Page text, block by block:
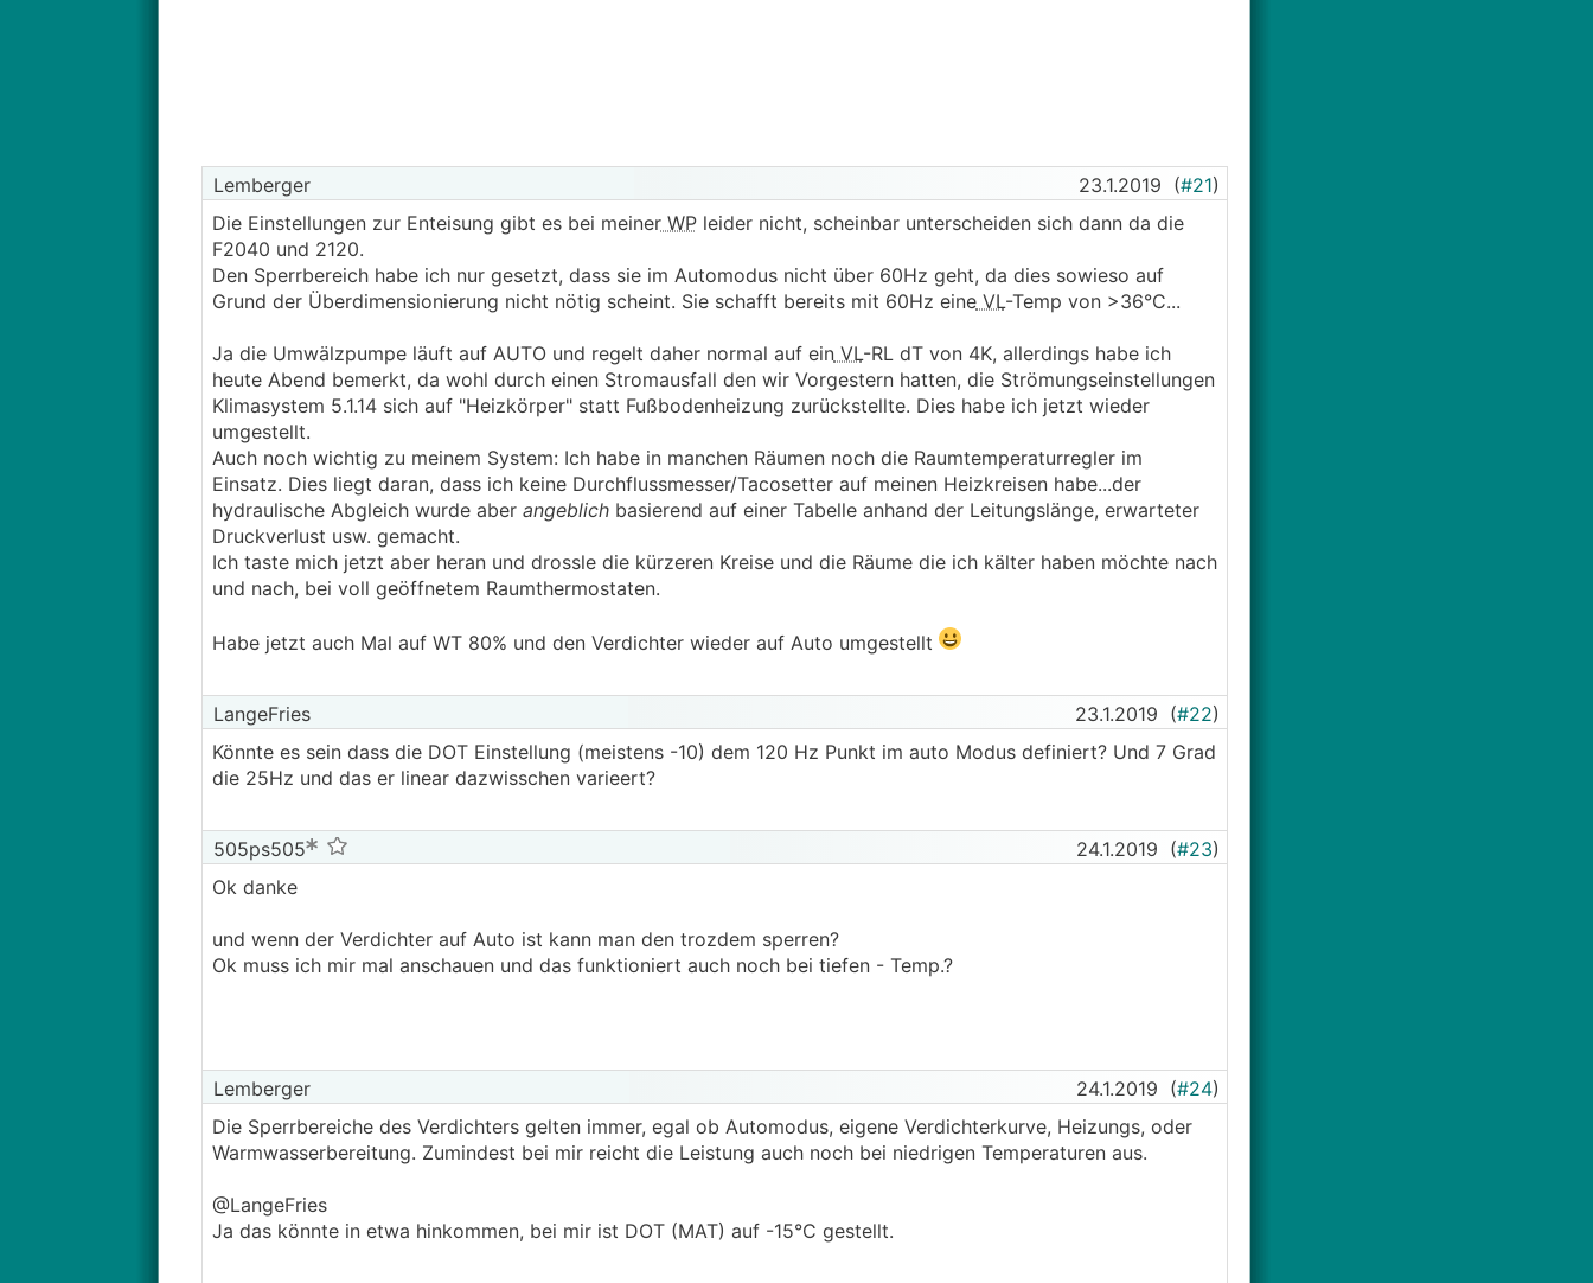
Lemberger 23.1.2019 (#21)
Die Einstellungen zur Enteisung gibt es bei meinerWPleider nicht, scheinbar unterscheiden sich dann da die
F2040 und 2120.
Den Sperrbereich habe ich nur gesetzt, dass sie im Automodus nicht über 60Hz geht, da dies sowieso auf
Grund der Überdimensionierung nicht nötig scheint. Sie schafft bereits mit 60Hz eineVL-Temp von >36°C...
Ja die Umwälzpumpe läuft auf AUTO und regelt daher normal auf einVL-RL dT von 4K, allerdings habe ich
heute Abend bemerkt, da wohl durch einen Stromausfall den wir Vorgestern hatten, die Strömungseinstellungen
Klimasystem 5.1.14 sich auf "Heizkörper" statt Fußbodenheizung zurückstellte. Dies habe ich jetzt wieder
umgestellt.
Auch noch wichtig zu meinem System: Ich habe in manchen Räumen noch die Raumtemperaturregler im
Einsatz. Dies liegt daran, dass ich keine Durchflussmesser/Tacosetter auf meinen Heizkreisen habe...der
hydraulische Abgleich wurde aber angeblichbasierend auf einer Tabelle anhand der Leitungslänge, erwarteter
Druckverlust usw. gemacht.
Ich taste mich jetzt aber heran und drossle die kürzeren Kreise und die Räume die ich kälter haben möchte nach
und nach, bei voll geöffnetem Raumthermostaten.
Habe jetzt auch Mal auf WT 80% und den Verdichter wieder auf Auto umgestellt
LangeFries 23.1.2019 (#22)
Könnte es sein dass die DOT Einstellung (meistens -10) dem 120 Hz Punkt im auto Modus definiert? Und 7 Grad
die 25Hz und das er linear dazwisschen varieert?
505ps505 24.1.2019 (#23)
Ok danke
und wenn der Verdichter auf Auto ist kann man den trozdem sperren?
Ok muss ich mir mal anschauen und das funktioniert auch noch bei tiefen - Temp.?
Lemberger 24.1.2019 (#24)
Die Sperrbereiche des Verdichters gelten immer, egal ob Automodus, eigene Verdichterkurve, Heizungs, oder
Warmwasserbereitung. Zumindest bei mir reicht die Leistung auch noch bei niedrigen Temperaturen aus.
@LangeFries
Ja das könnte in etwa hinkommen, bei mir ist DOT (MAT) auf -15°C gestellt.